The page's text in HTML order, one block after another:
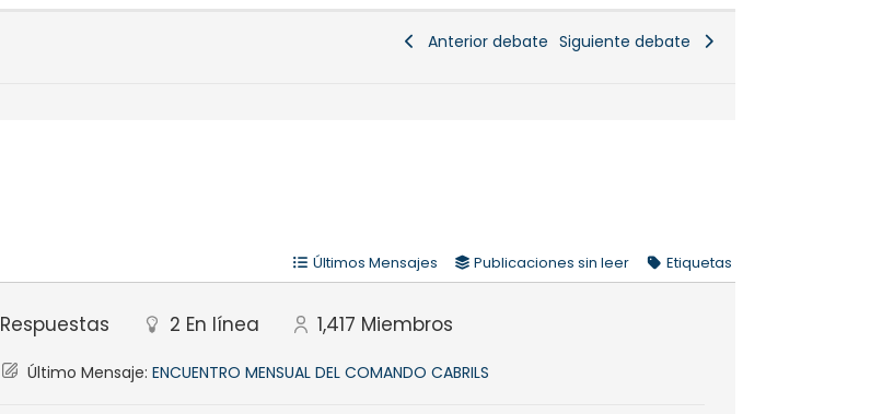
Anterior debate Siguiente debate
Últimos Mensajes Publicaciones sin leer Etiquetas
Respuestas 2 En línea 1,417 Miembros
Último Mensaje:ENCUENTRO MENSUAL DEL COMANDO CABRILS